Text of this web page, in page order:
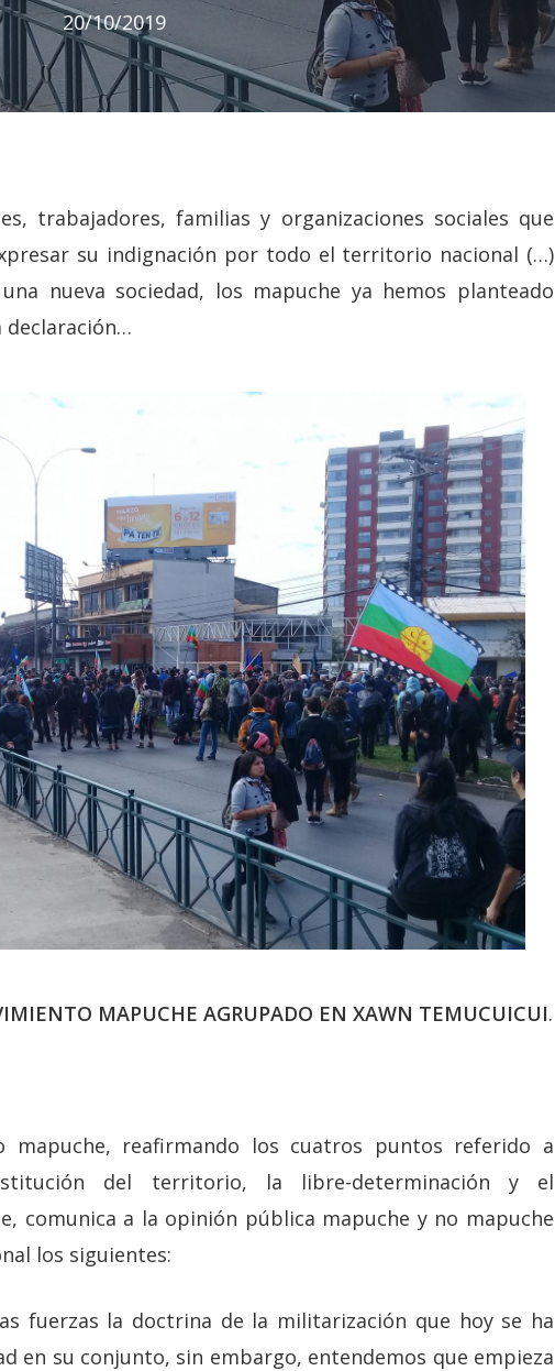
20/10/2019
trabajadores, familias y organizaciones sociales que
su indignación por todo el territorio nacional (…)
nueva sociedad, los mapuche ya hemos planteado
declaración…
MAPUCHE AGRUPADO EN XAWN TEMUCUICUI.
reafirmando los cuatros puntos referido a
del territorio, la libre-determinación y el
comunica a la opinión pública mapuche y no mapuche
los siguientes:
fuerzas la doctrina de la militarización que hoy se ha
en su conjunto, sin embargo, entendemos que empieza